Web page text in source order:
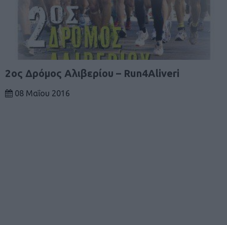
2ος Δρόμος Αλιβερίου – Run4Aliveri
08 Μαΐου 2016